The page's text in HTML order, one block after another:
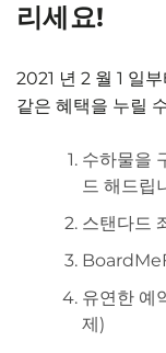
리세요!
2021 년 2 월 1 일
같은 혜택을 누릴
수하물을
드 해드립
스탠다드
유연한 예
제)